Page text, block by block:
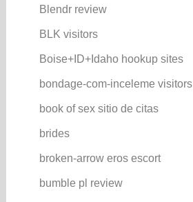
Blendr review
BLK visitors
Boise+ID+Idaho hookup sites
bondage-com-inceleme visitors
book of sex sitio de citas
brides
broken-arrow eros escort
bumble pl review